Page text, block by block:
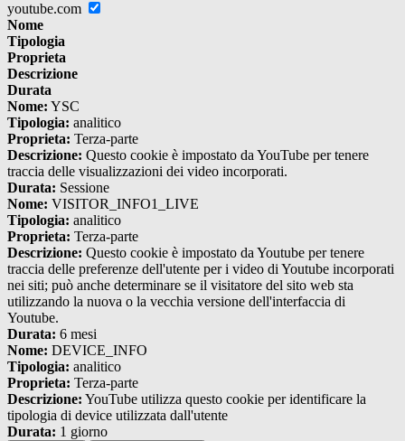
youtube.com
Nome
Tipologia
Proprieta
Descrizione
Durata
Nome: YSC
Tipologia: analitico
Proprieta: Terza-parte
Descrizione: Questo cookie è impostato da YouTube per tenere
traccia delle visualizzazioni dei video incorporati.
Durata: Sessione
Nome: VISITOR_INFO1_LIVE
Tipologia: analitico
Proprieta: Terza-parte
Descrizione: Questo cookie è impostato da Youtube per tenere
traccia delle preferenze dell'utente per i video di Youtube incorporati
nei siti; può anche determinare se il visitatore del sito web sta
utilizzando la nuova o la vecchia versione dell'interfaccia di
Youtube.
Durata: 6 mesi
Nome: DEVICE_INFO
Tipologia: analitico
Proprieta: Terza-parte
Descrizione: YouTube utilizza questo cookie per identificare la
tipologia di device utilizzata dall'utente
Durata: 1 giorno